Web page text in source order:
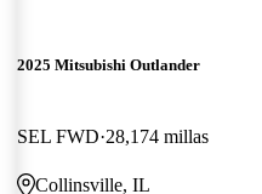
2025 Mitsubishi Outlander
SEL FWD 28,174 millas
Collinsville, IL